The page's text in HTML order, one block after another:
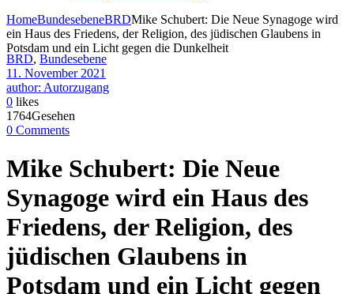
HomeBundesebeneBRDMike Schubert: Die Neue Synagoge wird
ein Haus des Friedens, der Religion, des jüdischen Glaubens in
Potsdam und ein Licht gegen die Dunkelheit
BRD, Bundesebene
11. November 2021
author: Autorzugang
0 likes
1764Gesehen
0 Comments
Mike Schubert: Die Neue
Synagoge wird ein Haus des
Friedens, der Religion, des
jüdischen Glaubens in
Potsdam und ein Licht gegen